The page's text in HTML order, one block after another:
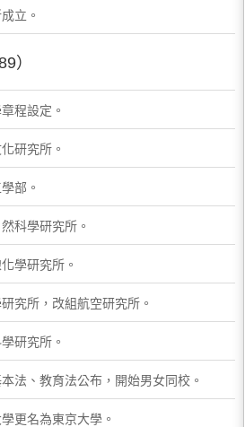
立。
）
程設定。
研究所。
部。
科學研究所。
學研究所。
究所，改組航空研究所。
研究所。
法、教育法公布，開始男女同校。
更名為東京大學。